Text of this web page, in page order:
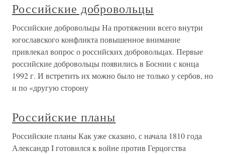
Российские добровольцы
Российские добровольцы На протяжении всего внутри
югославского конфликта повышенное внимание
привлекал вопрос о российских добровольцах. Первые
российские добровольцы появились в Боснии с конца
1992 г. И встретить их можно было не только у сербов, но
и по «другую сторону
Российские планы
Российские планы Как уже сказано, с начала 1810 года
Александр I готовился к войне против Герцогства